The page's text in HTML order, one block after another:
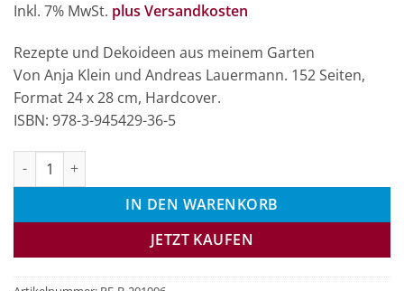
Inkl. 7% MwSt. plus Versandkosten
Rezepte und Dekoideen aus meinem Garten
Von Anja Klein und Andreas Lauermann. 152 Seiten,
Format 24 x 28 cm, Hardcover.
ISBN: 978-3-945429-36-5
Blüten-Genuss für Tafel und Teller Menge
IN DEN WARENKORB
JETZT KAUFEN